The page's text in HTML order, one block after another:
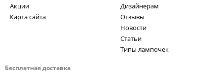
Бесплатная доставка
Акции
Карта сайта
Дизайнерам
Отзывы
Новости
Статьи
Типы лампочек